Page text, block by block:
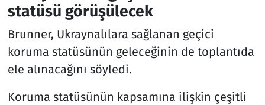
statüsü görüşülecek
Brunner, Ukraynalılara sağlanan geçici
koruma statüsünün geleceğinin de toplantıda
ele alınacağını söyledi.
Koruma statüsünün kapsamına ilişkin çeşitli